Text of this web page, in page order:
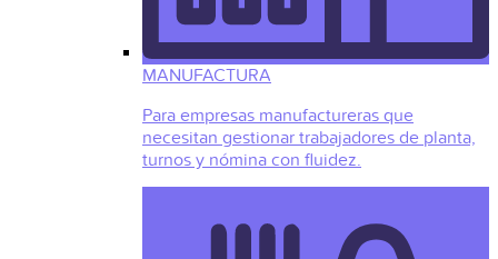
MANUFACTURA
Para empresas manufactureras que
necesitan gestionar trabajadores de planta,
turnos y nómina con fluidez.